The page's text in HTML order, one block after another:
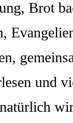
Brot
und